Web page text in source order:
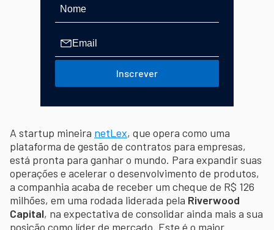
Inscrever
A startup mineira netLex, que opera como uma
plataforma de gestão de contratos para empresas,
está pronta para ganhar o mundo. Para expandir suas
operações e acelerar o desenvolvimento de produtos,
a companhia acaba de receber um cheque de R$ 126
milhões, em uma rodada liderada pela Riverwood
Capital, na expectativa de consolidar ainda mais a sua
posição como líder de mercado. Este é o maior